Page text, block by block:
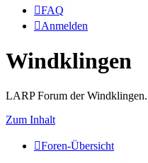
FAQ
Anmelden
Windklingen
LARP Forum der Windklingen.
Zum Inhalt
Foren-Übersicht